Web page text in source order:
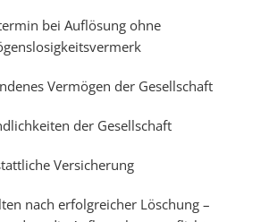
bei Auflösung ohne
Vermögen der Gesellschaft
der Gesellschaft
Versicherung
nach erfolgreicher Löschung –